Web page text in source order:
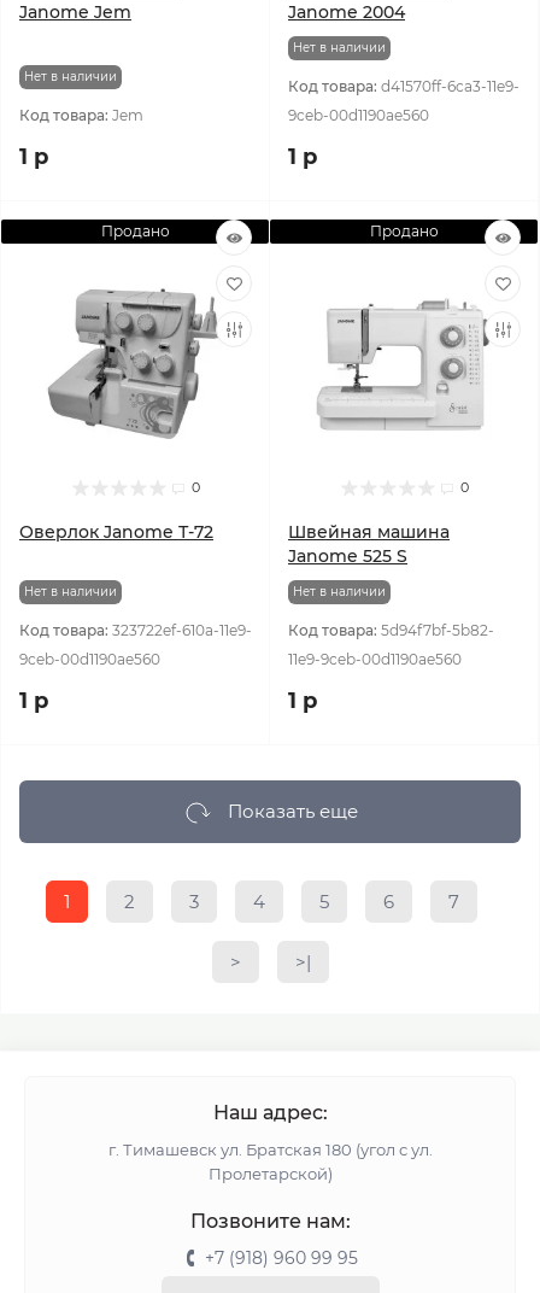
Janome Jem
Нет в наличии
Код товара: Jem
1 р
Janome 2004
Нет в наличии
Код товара: d41570ff-6ca3-11e9-
9ceb-00d1190ae560
1 р
Продано
0
Оверлок Janome Т-72
Нет в наличии
Код товара: 323722ef-610a-11e9-
9ceb-00d1190ae560
1 р
Продано
0
Швейная машина
Janome 525 S
Нет в наличии
Код товара: 5d94f7bf-5b82-
11e9-9ceb-00d1190ae560
1 р
Показать еще
1 2 3 4 5 6 7
> >|
Наш адрес:
г. Тимашевск ул. Братская 180 (угол с ул.
Пролетарской)
Позвоните нам:
+7 (918) 960 99 95